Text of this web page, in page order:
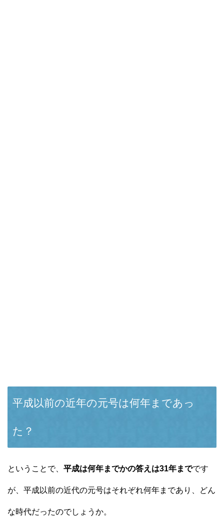
平成以前の近年の元号は何年まであっ
た？
ということで、 平成は何年までかの答えは31年までです
が、平成以前の近代の元号はそれぞれ何年まであり、どん
な時代だったのでしょうか。